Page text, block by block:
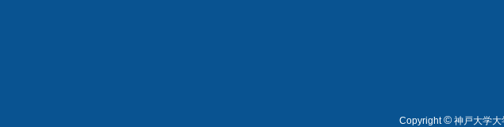
Copyright©神戸大学大